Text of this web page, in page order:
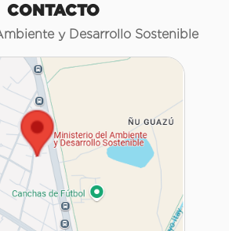
CONTACTO
y Desarrollo Sostenible